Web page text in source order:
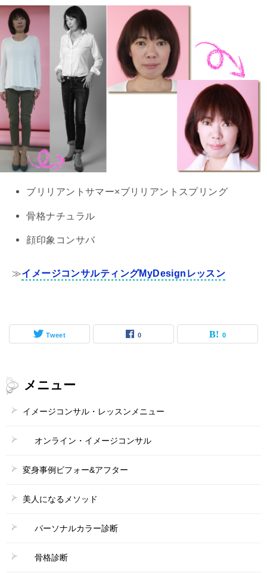
ブリリアントサマー×ブリリアントスプリング
骨格ナチュラル
顔印象コンサバ
≫イメージコンサルティングMyDesignレッスン
Tweet 0 0
メニュー
イメージコンサル・レッスンメニュー
オンライン・イメージコンサル
変身事例ビフォー&アフター
美人になるメソッド
パーソナルカラー診断
骨格診断